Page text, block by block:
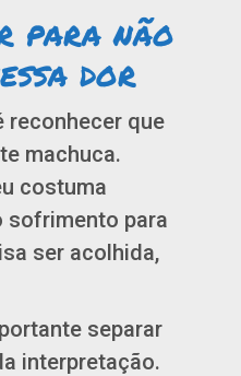
para não
dor
reconhecer que
machuca.
costuma
sofrimento para
ser acolhida,
separar
interpretação.